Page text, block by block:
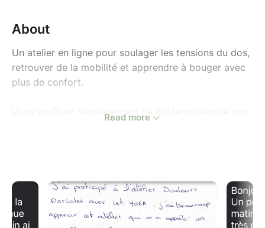
About
Un atelier en ligne pour soulager les tensions du dos,
retrouver de la mobilité et apprendre à bouger avec
plus de confort.
Vous souffrez régulièrement de douleurs dans le dos,
"bloqué", raide ou douloureux après une journée de
travail, de jardinage ou simplement au réveil ?
Read more